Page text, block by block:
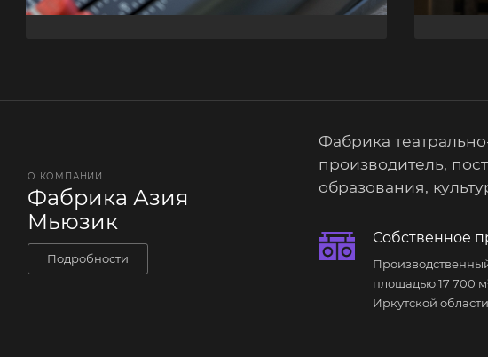
Фабрика
производитель,
образования,
Собственное
площадью 17 700
Иркутской области.
О КОМПАНИИ
Фабрика Азия
Мьюзик
Подробности